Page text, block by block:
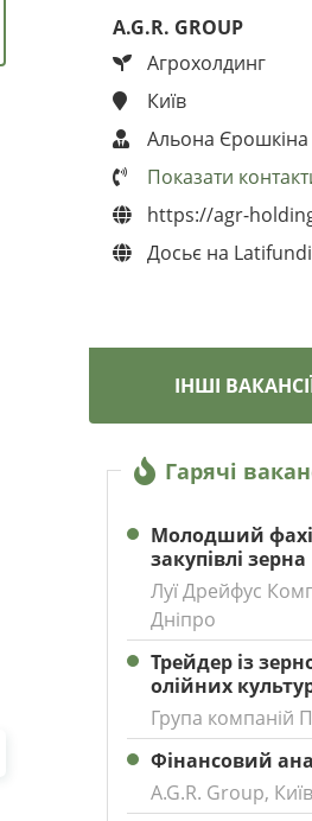
A.G.R. GROUP
Агрохолдинг
Київ
Альона Єрошкіна
Показати
https://agr-
Досьє на
ІНШІ
Гарячі
Молодший
закупівлі зерна
Луї Дрейфус
Дніпро
Трейдер із
олійних
Група компаній
Фінансовий
A.G.R. Group, Київ